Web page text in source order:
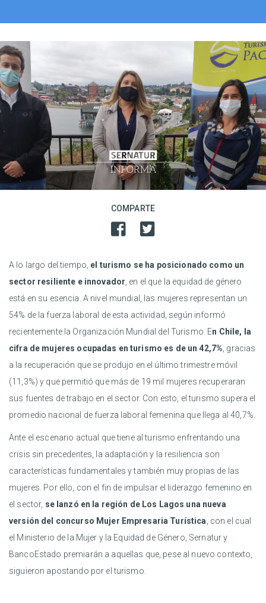
COMPARTE
A lo largo del tiempo, el turismo se ha posicionado como un
sector resiliente e innovador , en el que la equidad de género
está en su esencia. A nivel mundial, las mujeres representan un
54% de la fuerza laboral de esta actividad, según informó
recientemente la Organización Mundial del Turismo. En Chile, la
cifra de mujeres ocupadas en turismo es de un 42,7% , gracias
a la recuperación que se produjo en el último trimestre móvil
(11,3%) y que permitió que más de 19 mil mujeres recuperaran
sus fuentes de trabajo en el sector. Con esto, el turismo supera el
promedio nacional de fuerza laboral femenina que llega al 40,7%.
Ante el escenario actual que tiene al turismo enfrentando una
crisis sin precedentes, la adaptación y la resiliencia son
características fundamentales y también muy propias de las
mujeres. Por ello, con el fin de impulsar el liderazgo femenino en
el sector, se lanzó en la región de Los Lagos una nueva
versión del concurso Mujer Empresaria Turística , con el cual
el Ministerio de la Mujer y la Equidad de Género, Sernatur y
BancoEstado premiarán a aquellas que, pese al nuevo contexto,
siguieron apostando por el turismo.